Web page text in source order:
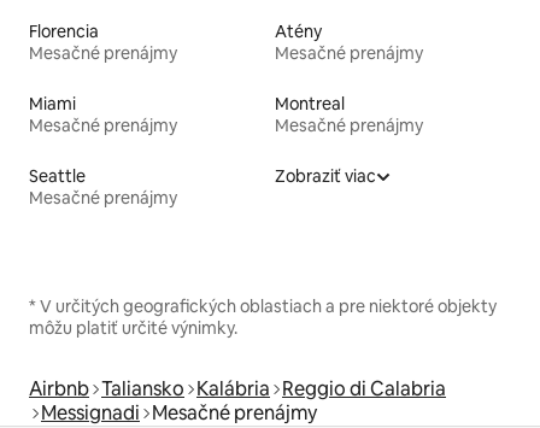
Florencia
Mesačné prenájmy
Atény
Mesačné prenájmy
Miami
Mesačné prenájmy
Montreal
Mesačné prenájmy
Seattle
Mesačné prenájmy
Zobraziť viac
* V určitých geografických oblastiach a pre niektoré objekty
môžu platiť určité výnimky.
Airbnb Taliansko Kalábria Reggio di Calabria
Messignadi Mesačné prenájmy